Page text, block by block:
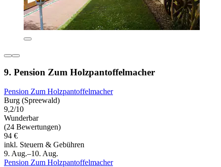
9. Pension Zum Holzpantoffelmacher
Pension Zum Holzpantoffelmacher
Burg (Spreewald)
9,2/10
Wunderbar
(24 Bewertungen)
94 €
inkl. Steuern & Gebühren
9. Aug.–10. Aug.
Pension Zum Holzpantoffelmacher